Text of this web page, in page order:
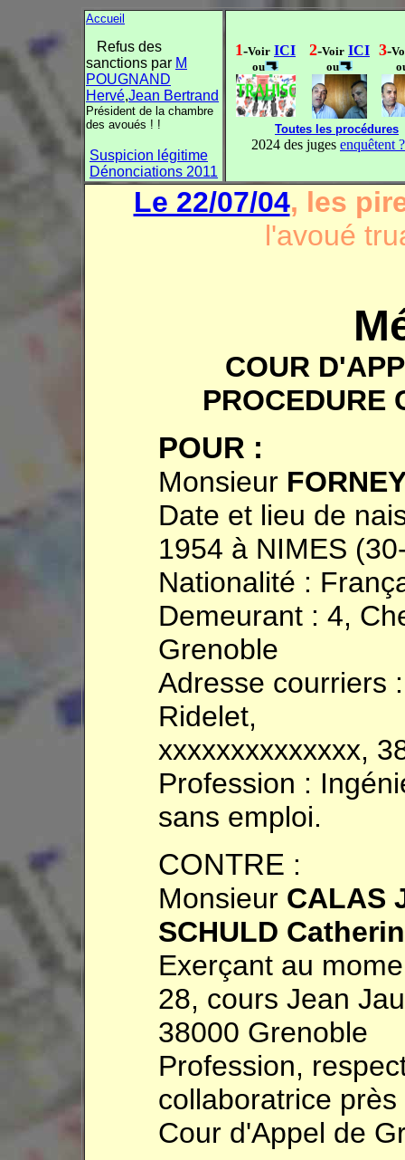
Accueil
Refus des
sanctions par M
POUGNAND
Hervé,Jean Bertrand
Président de la chambre
des avoués ! !
Suspicion légitime
Dénonciations 2011
1-Voir ICI
ou
2-Voir ICI
ou
3-
Toutes les procédures
2024 des juges enquêtent
Le 22/07/04, les
l'avoué
COUR
PROCEDURE
POUR :
Monsieur
Date et lieu de
1954 à NIMES
Nationalité :
Demeurant : 4,
Grenoble
Adresse courriers
Ridelet,
xxxxxxxxxxxxxx,
Profession :
sans emploi.
CONTRE :
Monsieur CALAS
SCHULD
Exerçant au
28, cours Jean
38000 Grenoble
Profession,
collaboratrice près
Cour d'Appel de